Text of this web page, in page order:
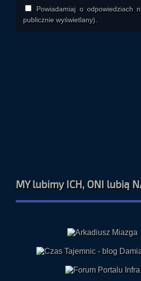
Powiadamiaj o odpowiedziach
publicznie wyświetlany).
MY lubimy ICH, ONI lubią